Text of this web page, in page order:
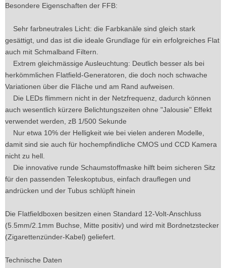
Besondere Eigenschaften der FFB:
Sehr farbneutrales Licht: die Farbkanäle sind gleich stark
gesättigt, und das ist die ideale Grundlage für ein erfolgreiches Flat
auch mit Schmalband Filtern.
Extrem gleichmässige Ausleuchtung: Deutlich besser als bei
herkömmlichen Flatfield-Generatoren, die doch noch schwache
Variationen über die Fläche und am Rand aufweisen.
Die LEDs flimmern nicht in der Netzfrequenz, dadurch können
auch wesentlich kürzere Belichtungszeiten ohne "Jalousie" Effekt
verwendet werden, zB 1/500 Sekunde
Nur etwa 10% der Helligkeit wie bei vielen anderen Modelle,
damit sind sie auch für hochempfindliche CMOS und CCD Kamera
nicht zu hell.
Die innovative runde Schaumstoffmaske hilft beim sicheren Sitz
für den passenden Teleskoptubus, einfach drauflegen und
andrücken und der Tubus schlüpft hinein
Die Flatfieldboxen besitzen einen Standard 12-Volt-Anschluss
(5.5mm/2.1mm Buchse, Mitte positiv) und wird mit Bordnetzstecker
(Zigarettenzünder-Kabel) geliefert.
Technische Daten